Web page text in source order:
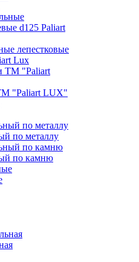
лепестковые
Lux
"Paliart LUX"
по металлу
по камню